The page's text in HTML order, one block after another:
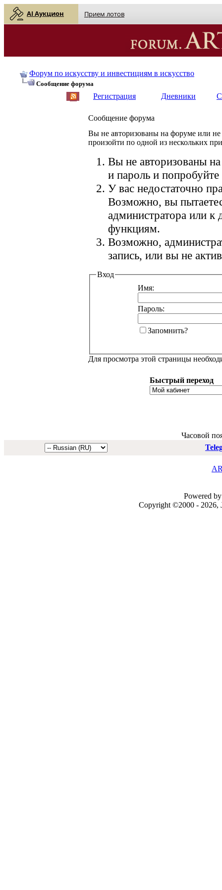
AI Аукцион Прием лотов
Форум по искусству и инвестициям в искусство
Сообщение форума
Регистрация Дневники
Сообщение форума
Вы не авторизованы на форуме или не
произойти по одной из нескольких
Вы не авторизованы
и пароль и
У вас недостаточно
Возможно, вы
администратора или
функциям.
Возможно,
запись, или вы не
Вход
Имя:
Пароль:
Запомнить?
Для просмотра этой страницы
Быстрый переход
Часовой
Powered
Copyright ©2000 - 2026,